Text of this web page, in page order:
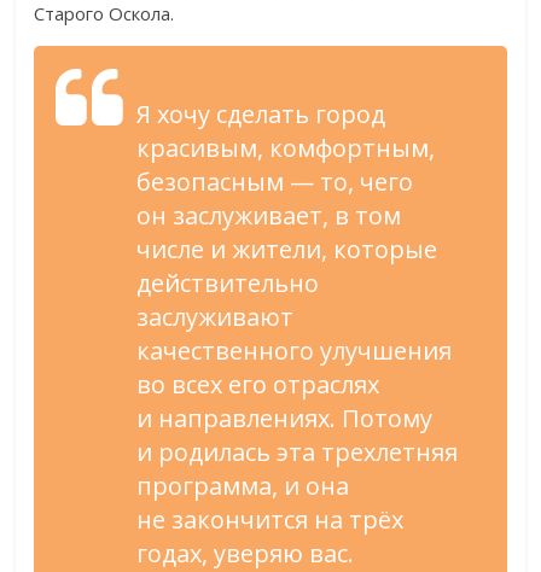
Старого Оскола.
Я хочу сделать город
красивым, комфортным,
безопасным — то, чего
он заслуживает, в том
числе и жители, которые
действительно
заслуживают
качественного улучшения
во всех его отраслях
и направлениях. Потому
и родилась эта трехлетняя
программа, и она
не закончится на трёх
годах, уверяю вас.